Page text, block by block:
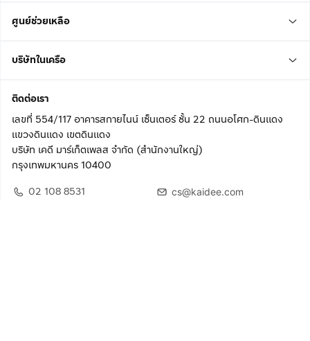
ศูนย์ช่วยเหลือ
บริษัทในเครือ
ติดต่อเรา
เลขที่ 554/117 อาคารสกายไนน์ เซ็นเตอร์ ชั้น 22 ถนนอโศก-ดินแดง
แขวงดินแดง เขตดินแดง
บริษัท เคดี มาร์เก็ตเพลส จำกัด (สำนักงานใหญ่)
กรุงเทพมหานคร 10400
02 108 8531
cs@kaidee.com